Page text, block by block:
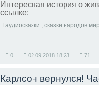
Интересная история о
ссылке:
аудиосказки , сказки народов
0 02.09.2018 18:23 71
Карлсон вернулся!